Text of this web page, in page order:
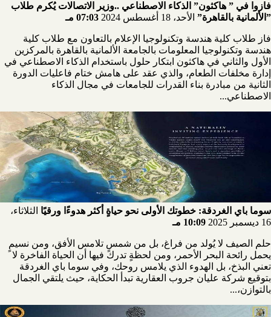
فازوا في ” هاكثون” الذكاء الاصطناعي ..وزير الاتصالات يُكرم طلاب
”الألمانية بالقاهرة” الأحد، 18 أغسطس 2024 07:03 مـ
فاز طلاب كلية هندسة وتكنولوجيا الإعلام بالتعاون مع طلاب كلية
هندسة وتكنولوجيا المعلومات بالجامعة الألمانية بالقاهرة بالمركزين
الأول والثاني في هاكثون ابتكار حلول باستخدام الذكاء الاصطناعي في
إدارة مخلفات الطعام، والذي عقد على هامش ختام فاعليات الدورة
الثانية من مبادرة بناء القدرات للجامعات في مجال الذكاء
الاصطناعي...
سوما باي الغردقة: خطوتك الأولى نحو حياةٍ أكثر هدوءًا ورقيًا الثلاثاء،
16 ديسمبر 2025
10:09 مـ
حلم الصيف لا يُولد من فراغ، بل من شمسٍ تلامس الأفق، ومن نسيمٍ
يحمل رائحة البحر الأحمر، ومن لحظةٍ تدرك فيها أن الحياة الفاخرة لا
تعني البذخ، بل الهدوء الذي يلامس روحك، وفي سوما باي الغردقة
بتوقيع شركة عليان جروب العقارية تبدأ الحكاية، حيث يلتقي الجمال
بالتوازن،...